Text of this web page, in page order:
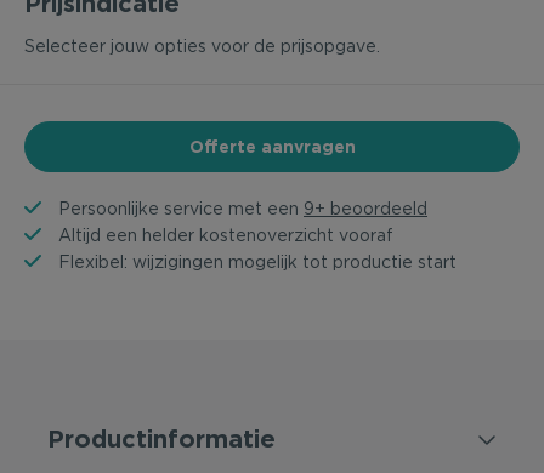
Selecteer jouw opties voor de prijsopgave.
Offerte aanvragen
Persoonlijke service met een 9+ beoordeeld
Altijd een helder kostenoverzicht vooraf
Flexibel: wijzigingen mogelijk tot productie start
Productinformatie